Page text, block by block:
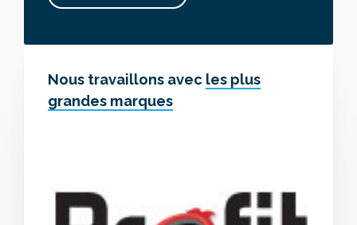
Nous travaillons avec les plus
grandes marques